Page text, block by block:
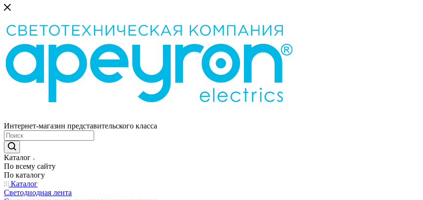
Интернет-магазин представительского класса
Каталог
По всему сайту
По каталогу
Каталог
Светодиодная лента